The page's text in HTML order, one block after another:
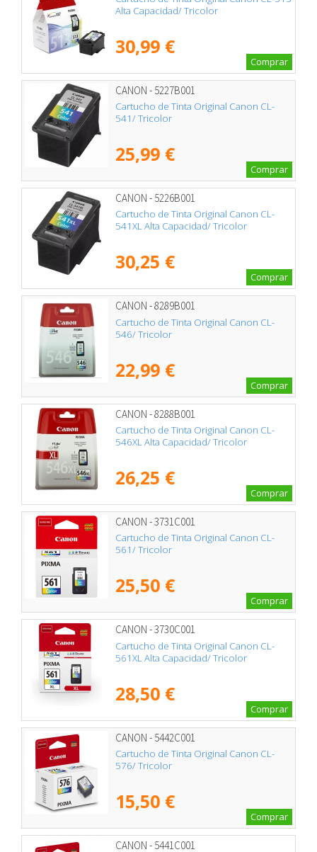
Alta Capacidad/ Tricolor
30,99 €
Comprar
CANON - 5227B001
Cartucho de Tinta Original Canon CL-
541/ Tricolor
25,99 €
Comprar
CANON - 5226B001
Cartucho de Tinta Original Canon CL-
541XL Alta Capacidad/ Tricolor
30,25 €
Comprar
CANON - 8289B001
Cartucho de Tinta Original Canon CL-
546/ Tricolor
22,99 €
Comprar
CANON - 8288B001
Cartucho de Tinta Original Canon CL-
546XL Alta Capacidad/ Tricolor
26,25 €
Comprar
CANON - 3731C001
Cartucho de Tinta Original Canon CL-
561/ Tricolor
25,50 €
Comprar
CANON - 3730C001
Cartucho de Tinta Original Canon CL-
561XL Alta Capacidad/ Tricolor
28,50 €
Comprar
CANON - 5442C001
Cartucho de Tinta Original Canon CL-
576/ Tricolor
15,50 €
Comprar
CANON - 5441C001